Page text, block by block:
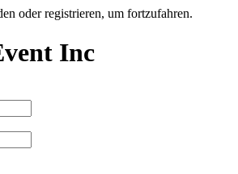
oder registrieren, um fortzufahren.
Inc